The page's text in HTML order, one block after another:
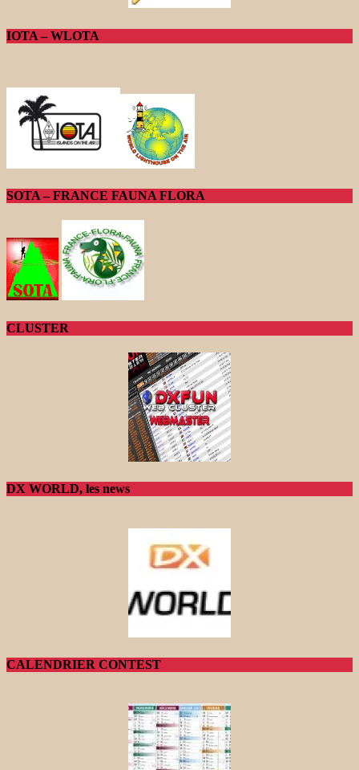
IOTA – WLOTA
SOTA – FRANCE FAUNA FLORA
CLUSTER
DX WORLD, les news
CALENDRIER CONTEST